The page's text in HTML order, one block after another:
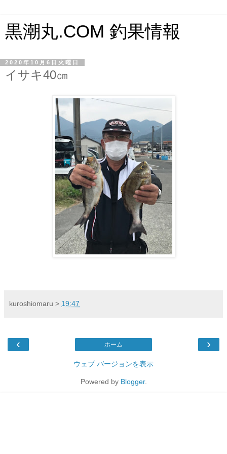
黒潮丸.COM 釣果情報
2020年10月6日火曜日
イサキ40㎝
kuroshiomaru > 19:47
‹ ›
ホーム
ウェブ バージョンを表示
Powered by Blogger.